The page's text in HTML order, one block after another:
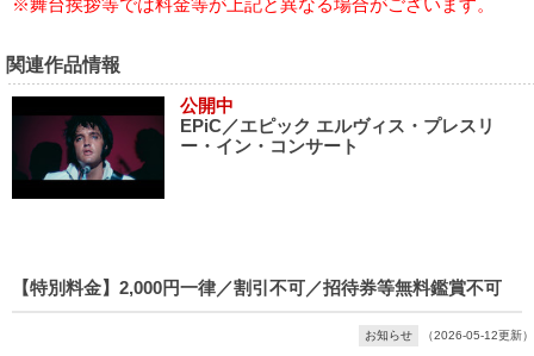
※舞台挨拶等では料金等が上記と異なる場合がございます。
関連作品情報
公開中
EPiC／エピック エルヴィス・プレスリ
ー・イン・コンサート
【特別料金】2,000円一律／割引不可／招待券等無料鑑賞不可
お知らせ （2026-05-12更新）